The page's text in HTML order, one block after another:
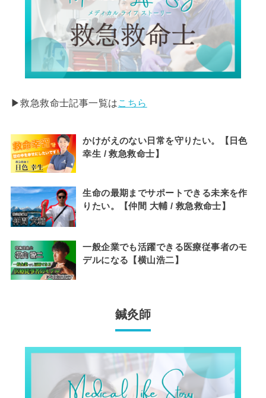
▶︎救急救命士記事一覧はこちら
かけがえのない日常を守りたい。【日色
幸生 / 救急救命士】
生命の最期までサポートできる未来を作
りたい。【仲間 大輔 / 救急救命士】
一般企業でも活躍できる医療従事者のモ
デルになる【横山浩二】
鍼灸師